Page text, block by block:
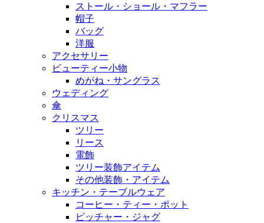
ストール・ショール・マフラー
帽子
バッグ
洋服
アクセサリー
ビューティー小物
めがね・サングラス
ウェディング
傘
クリスマス
ツリー
リース
電飾
ツリー装飾アイテム
その他装飾・アイテム
キッチン・テーブルウェア
コーヒー・ティー・ポット
ピッチャー・ジャグ